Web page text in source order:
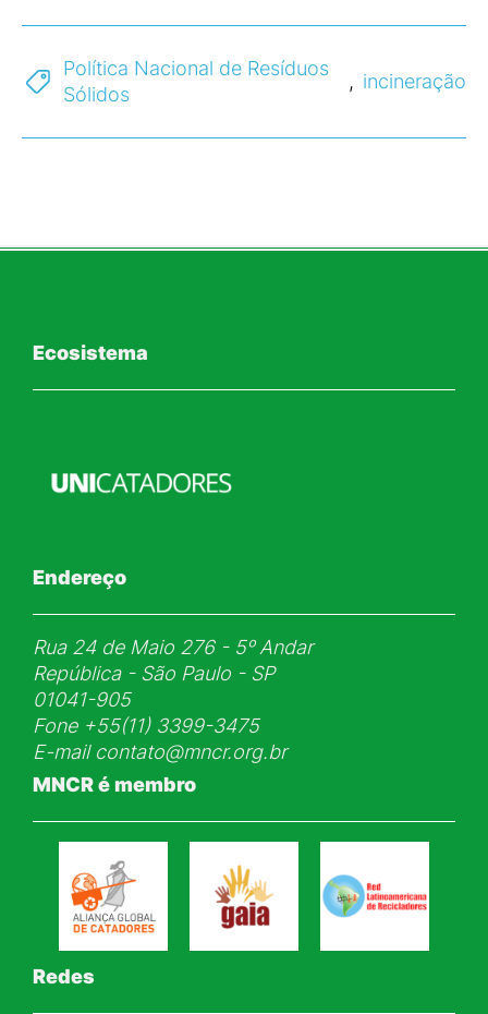
Política Nacional de Resíduos
Sólidos
, incineração
Ecosistema
Endereço
Rua 24 de Maio 276 - 5ᵒ Andar
República - São Paulo - SP
01041-905
Fone+55(11) 3399-3475
E-mail contato@mncr.org.br
MNCR é membro
Redes